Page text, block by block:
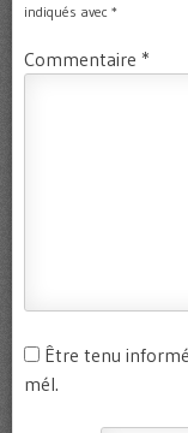
indiqués avec *
Commentaire *
Être tenu
mél.